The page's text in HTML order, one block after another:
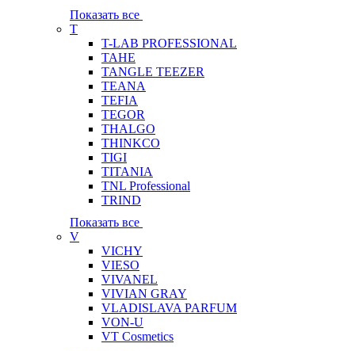
Показать все
T
T-LAB PROFESSIONAL
TAHE
TANGLE TEEZER
TEANA
TEFIA
TEGOR
THALGO
THINKCO
TIGI
TITANIA
TNL Professional
TRIND
Показать все
V
VICHY
VIESO
VIVANEL
VIVIAN GRAY
VLADISLAVA PARFUM
VON-U
VT Cosmetics